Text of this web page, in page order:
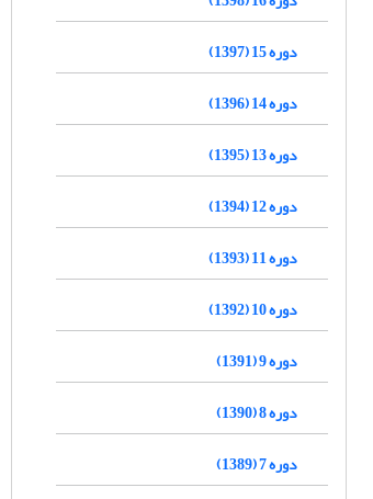
دوره 15 (1397)
دوره 14 (1396)
دوره 13 (1395)
دوره 12 (1394)
دوره 11 (1393)
دوره 10 (1392)
دوره 9 (1391)
دوره 8 (1390)
دوره 7 (1389)